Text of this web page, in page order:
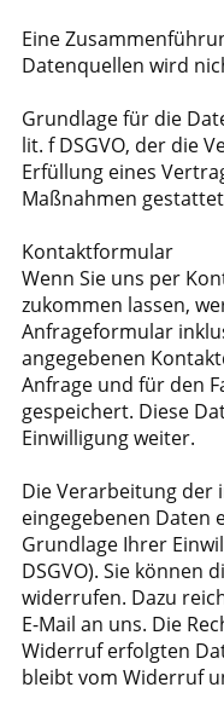
Eine
Datenquellen wird
Grundlage für die
lit. f DSGVO, der die
Erfüllung eines
Maßnahmen
Kontaktformular
Wenn Sie uns per
zukommen lassen,
Anfrageformular
angegebenen
Anfrage und für den
gespeichert. Diese
Einwilligung weiter.
Die Verarbeitung der
eingegebenen Daten
Grundlage Ihrer
DSGVO). Sie können
widerrufen. Dazu
E-Mail an uns. Die
Widerruf erfolgten
bleibt vom Widerruf